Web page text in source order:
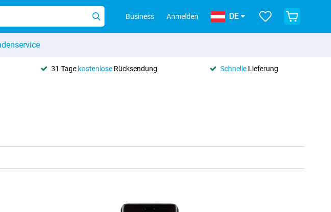
Business Anmelden DE
31 Tage kostenloseRücksendung SchnelleLieferung